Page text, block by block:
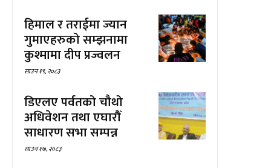
हिमाल र तराईमा ज्यान
गुमाएहरुको सम्झनामा
कुश्मामा दीप प्रज्वलन
साउन १९, २०८३
डिएलए पर्वतको चौथो
अधिवेशन तथा एघारौँ
साधारण सभा सम्पन्न
साउन १७, २०८३